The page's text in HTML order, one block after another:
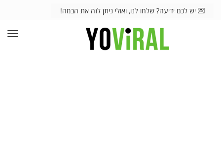
💌 יש לכם ידיעה? שלחו לנו, ואולי ניתן לזה את הבמה!